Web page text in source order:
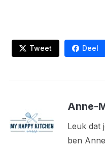
Tweet Deel
Anne-
Leuk dat
ben